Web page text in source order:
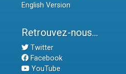
English Version
Retrouvez-nous...
Twitter
Facebook
YouTube